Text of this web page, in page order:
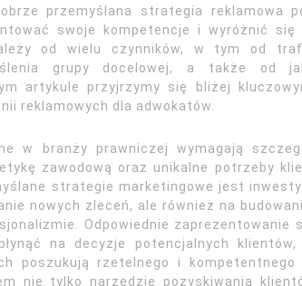
przemyślana strategia reklamowa
swoje kompetencje i wyróżnić
od wielu czynników, w tym od
grupy docelowej, a także od
artykule przyjrzymy się bliżej
reklamowych dla adwokatów.
w branży prawniczej wymagają
zawodową oraz unikalne potrzeby
strategie marketingowe jest
nowych zleceń, ale również na
Odpowiednie zaprezentowanie
na decyzje potencjalnych
poszukują rzetelnego i
nie tylko narzędzie pozyskiwania